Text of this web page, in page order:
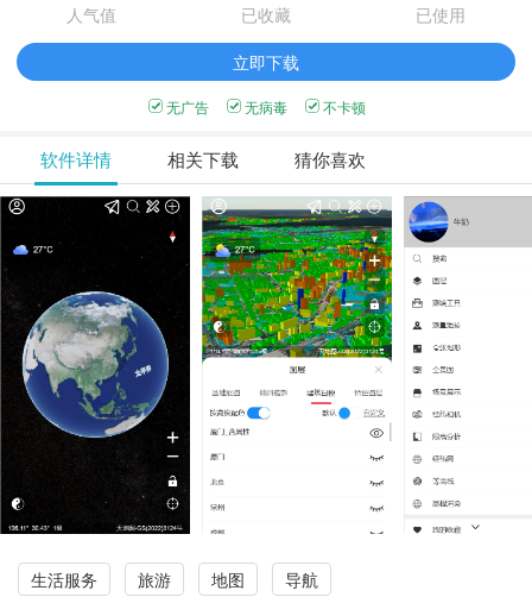
人气值 已收藏
已使用
立即下载
无广告 无病毒 不卡顿
软件详情 相关下载 猜你喜欢
生活服务 旅游 地图 导航